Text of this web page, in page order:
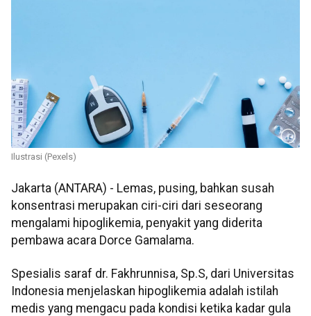
Ilustrasi (Pexels)
Jakarta (ANTARA) - Lemas, pusing, bahkan susah
konsentrasi merupakan ciri-ciri dari seseorang
mengalami hipoglikemia, penyakit yang diderita
pembawa acara Dorce Gamalama.
Spesialis saraf dr. Fakhrunnisa, Sp.S, dari Universitas
Indonesia menjelaskan hipoglikemia adalah istilah
medis yang mengacu pada kondisi ketika kadar gula